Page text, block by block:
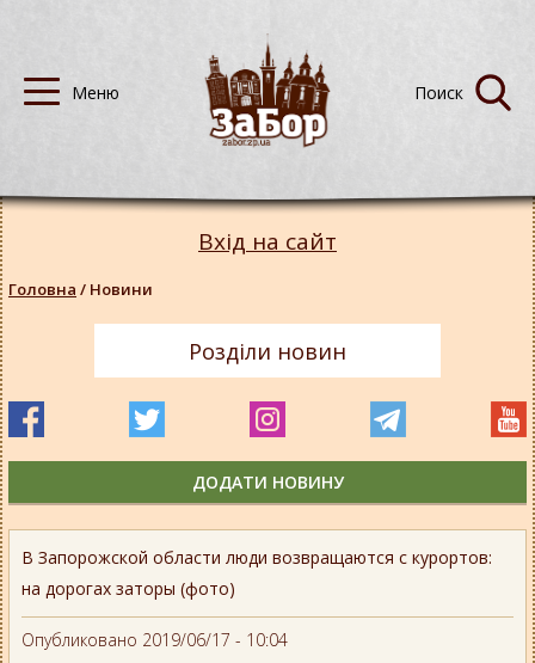
В Запорожской области люди возвращаются с курортов:
на дорогах заторы (фото)
Опубликовано 2019/06/17 - 10:04
Вхід на сайт
Головна / Новини
Розділи новин
ДОДАТИ НОВИНУ